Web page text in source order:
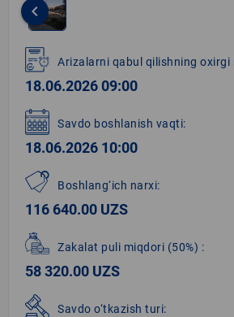
1
of
1
keyboard_arrow_left
Arizalarni qabul qilishning oxirgi
18.06.2026 09:00
Savdo boshlanish vaqti:
18.06.2026 10:00
Boshlang‘ich narxi:
116 640.00 UZS
Zakalat puli miqdori (50%) :
58 320.00 UZS
Savdo o‘tkazish turi: